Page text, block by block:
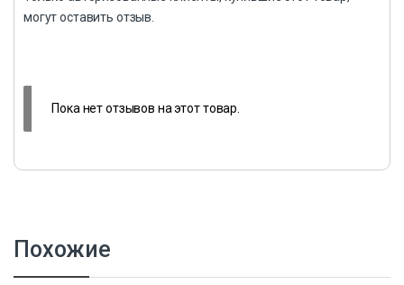
могут оставить отзыв.
Пока нет отзывов на этот товар.
Похожие